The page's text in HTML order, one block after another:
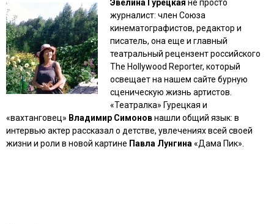
Эвелина Гурецкая не просто
журналист: член Союза
кинематографистов, редактор и
писатель, она еще и главный
театральный рецензент российского
The Hollywood Reporter, который
освещает на нашем сайте бурную
сценическую жизнь артистов.
«Театралка» Гурецкая и
«вахтанговец» Владимир Симоновнашли общий язык: в
интервью актер рассказал о детстве, увлечениях всей своей
жизни и роли в новой картине Павла Лунгина «Дама Пик».